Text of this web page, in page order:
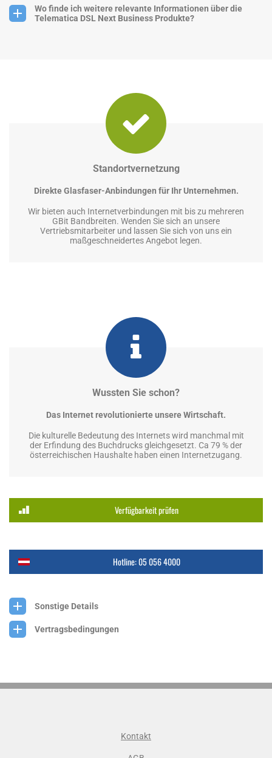
Wo finde ich weitere relevante Informationen über die
Telematica DSL Next Business Produkte?
Standortvernetzung
Direkte Glasfaser-Anbindungen für Ihr Unternehmen.
Wir bieten auch Internetverbindungen mit bis zu mehreren
GBit Bandbreiten. Wenden Sie sich an unsere
Vertriebsmitarbeiter und lassen Sie sich von uns ein
maßgeschneidertes Angebot legen.
Wussten Sie schon?
Das Internet revolutionierte unsere Wirtschaft.
Die kulturelle Bedeutung des Internets wird manchmal mit
der Erfindung des Buchdrucks gleichgesetzt. Ca 79 % der
österreichischen Haushalte haben einen Internetzugang.
Verfügbarkeit prüfen
Hotline: 05 056 4000
Sonstige Details
Vertragsbedingungen
Kontakt